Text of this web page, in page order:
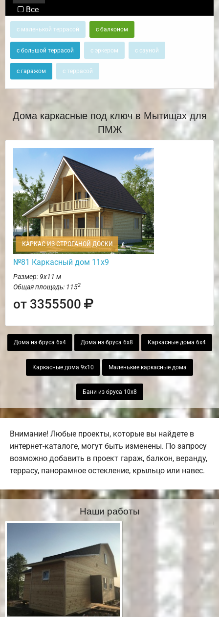
Все
с маленькой террасой с балконом
с большой террасой с эркером с сауной
с гаражом с террасой
Дома каркасные под ключ в Мытищах для
ПМЖ
КАРКАС ИЗ СТРОГАНОЙ ДОСКИ
№81 Каркасный дом 11х9
Размер: 9х11 м
Общая площадь: 1152
от 3355500
Дома из бруса 6х4 Дома из бруса 6х8 Каркасные дома 6х4
Каркасные дома 9х10 Маленькие каркасные дома
Бани из бруса 10х8
Внимание! Любые проекты, которые вы найдете в
интернет-каталоге, могут быть изменены. По запросу
возможно добавить в проект гараж, балкон, веранду,
террасу, панорамное остекление, крыльцо или навес.
Наши работы